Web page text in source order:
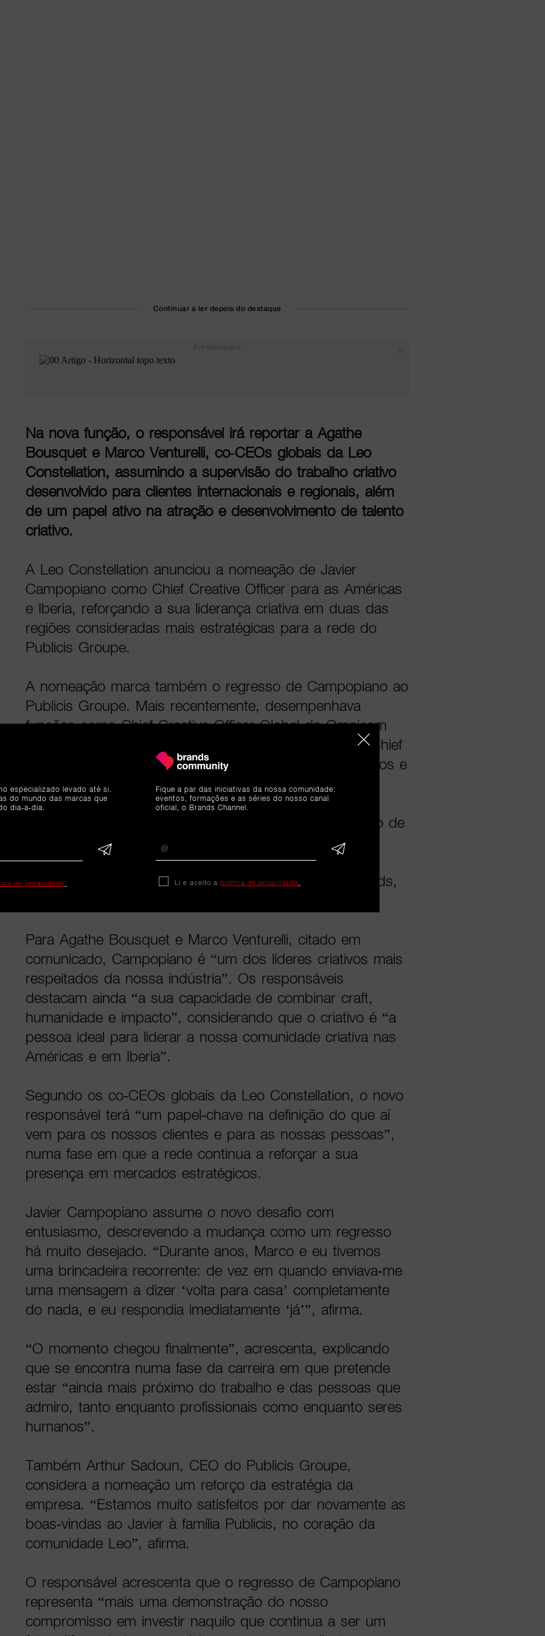
Continuar a ler depois do destaque
Na nova função, o responsável irá reportar a Agathe
Bousquet e Marco Venturelli, co-CEOs globais da Leo
Constellation, assumindo a supervisão do trabalho criativo
desenvolvido para clientes internacionais e regionais, além
de um papel ativo na atração e desenvolvimento de talento
criativo.
A Leo Constellation anunciou a nomeação de Javier
Campopiano como Chief Creative Officer para as Américas
e Iberia, reforçando a sua liderança criativa em duas das
regiões consideradas mais estratégicas para a rede do
Publicis Groupe.
A nomeação marca também o regresso de Campopiano ao
Publicis Groupe. Mais recentemente, desempenhava
funções como Chief Creative Officer Global da Omnicom
Advertising, depois de já ter integrado o grupo como Chief
Creative Officer da Saatchi & Saatchi nos Estados Unidos e
na América Latina.
Ao longo da carreira, destacou-se pelo desenvolvimento de
ideias com impacto nos negócios e relevância cultural,
tendo o seu trabalho sido distinguido por organizações
como Cannes Lions, D&AD, The One Show, Clio Awards,
Para Agathe Bousquet e Marco Venturelli, citado em
comunicado, Campopiano é “um dos líderes criativos mais
respeitados da nossa indústria”. Os responsáveis
destacam ainda “a sua capacidade de combinar craft,
humanidade e impacto”, considerando que o criativo é “a
pessoa ideal para liderar a nossa comunidade criativa nas
Américas e em Iberia”.
Segundo os co-CEOs globais da Leo Constellation, o novo
responsável terá “um papel-chave na definição do que aí
vem para os nossos clientes e para as nossas pessoas”,
numa fase em que a rede continua a reforçar a sua
presença em mercados estratégicos.
Javier Campopiano assume o novo desafio com
entusiasmo, descrevendo a mudança como um regresso
há muito desejado. “Durante anos, Marco e eu tivemos
uma brincadeira recorrente: de vez em quando enviava-me
uma mensagem a dizer ‘volta para casa’ completamente
do nada, e eu respondia imediatamente ‘já’”, afirma.
“O momento chegou finalmente”, acrescenta, explicando
que se encontra numa fase da carreira em que pretende
estar “ainda mais próximo do trabalho e das pessoas que
admiro, tanto enquanto profissionais como enquanto seres
humanos”.
Também Arthur Sadoun, CEO do Publicis Groupe,
considera a nomeação um reforço da estratégia da
empresa. “Estamos muito satisfeitos por dar novamente as
boas-vindas ao Javier à família Publicis, no coração da
comunidade Leo”, afirma.
O responsável acrescenta que o regresso de Campopiano
representa “mais uma demonstração do nosso
compromisso em investir naquilo que continua a ser um
especializado levado até si.
do mundo das marcas que
dia-a-dia.
de privacidade.
Fique a par das iniciativas da nossa comunidade:
eventos, formações e as séries do nosso canal
oficial, o Brands Channel.
Li e aceito a política de privacidade.